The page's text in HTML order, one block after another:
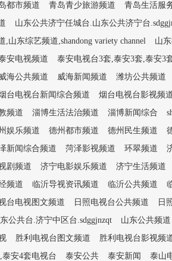
都市频道 青岛青少旅游频道 青岛生活服
山东公共济宁任城台.山东公共济宁台
山东综艺频道,shandong variety channel
山
安电视频道 泰安电视台3套,泰安3套,泰安3
海公共频道 威海新闻频道 潍坊公共频道
台电视台新闻综合频道 烟台电视台影视频
频道 淄博生活法治频道 淄博新闻综合
娱乐频道 德州都市频道 德州民生频道
新闻综合频道 菏泽影视频道 环翠频道
剧频道 济宁电影娱乐频道 济宁生活频道
频道 临沂导视资讯频道 临沂公共频道
台电视图文频道 日照电视台公共频道 日
公共台.济宁中区台.sdggjnzqt
山东公共频道
胜利电视台图文频道 胜利电视台影视频
安4套电视台
泰安公共 泰安新闻 泰山